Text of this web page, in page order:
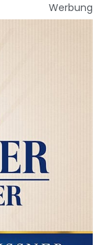
Werbung